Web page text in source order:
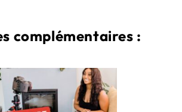
complémentaires :